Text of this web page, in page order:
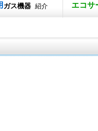
ガス機器 紹介 エコサ